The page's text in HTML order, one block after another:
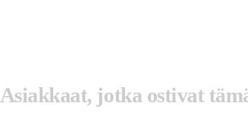
Asiakkaat, jotka ostivat